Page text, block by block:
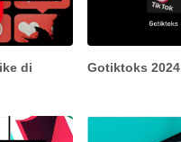
di
Gotiktoks 2024